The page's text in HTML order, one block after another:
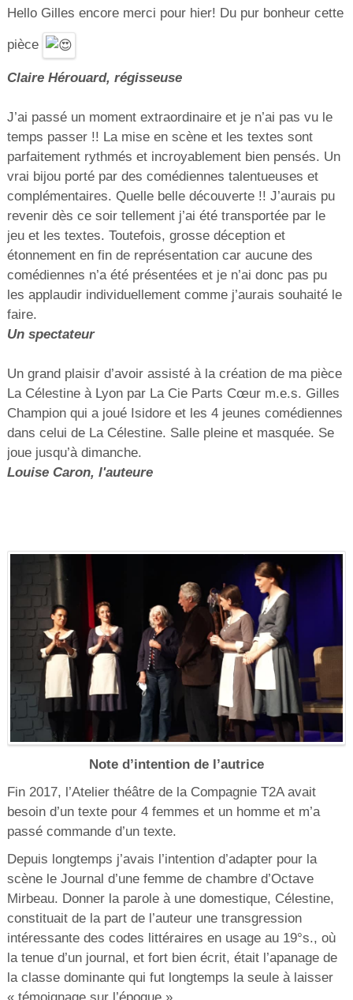
Hello Gilles encore merci pour hier! Du pur bonheur cette
pièce
Claire Hérouard, régisseuse
J’ai passé un moment extraordinaire et je n’ai pas vu le
temps passer !! La mise en scène et les textes sont
parfaitement rythmés et incroyablement bien pensés. Un
vrai bijou porté par des comédiennes talentueuses et
complémentaires. Quelle belle découverte !! J’aurais pu
revenir dès ce soir tellement j’ai été transportée par le
jeu et les textes. Toutefois, grosse déception et
étonnement en fin de représentation car aucune des
comédiennes n’a été présentées et je n’ai donc pas pu
les applaudir individuellement comme j’aurais souhaité le
faire.
Un spectateur
Un grand plaisir d’avoir assisté à la création de ma pièce
La Célestine à Lyon par La Cie Parts Cœur m.e.s. Gilles
Champion qui a joué Isidore et les 4 jeunes comédiennes
dans celui de La Célestine. Salle pleine et masquée. Se
joue jusqu’à dimanche.
Louise Caron, l'auteure
Note d’intention de l’autrice
Fin 2017, l’Atelier théâtre de la Compagnie T2A avait
besoin d’un texte pour 4 femmes et un homme et m’a
passé commande d’un texte.
Depuis longtemps j’avais l’intention d’adapter pour la
scène le Journal d’une femme de chambre d’Octave
Mirbeau. Donner la parole à une domestique, Célestine,
constituait de la part de l’auteur une transgression
intéressante des codes littéraires en usage au 19°s., où
la tenue d’un journal, et fort bien écrit, était l’apanage de
la classe dominante qui fut longtemps la seule à laisser
« témoignage sur l’époque ».